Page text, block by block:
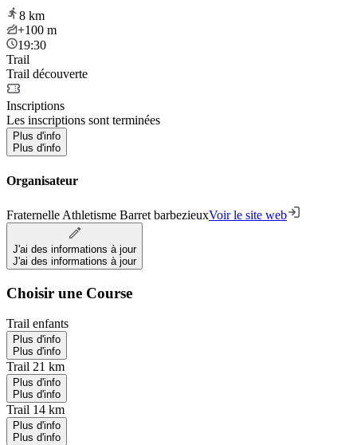
8 km
+100 m
19:30
Trail
Trail découverte
Inscriptions
Les inscriptions sont terminées
Plus d'info
Plus d'info
Organisateur
Fraternelle Athletisme Barret barbezieuxVoir le site web
J'ai des informations à jour
J'ai des informations à jour
Choisir une Course
Trail enfants
Plus d'info
Plus d'info
Trail 21 km
Plus d'info
Plus d'info
Trail 14 km
Plus d'info
Plus d'info